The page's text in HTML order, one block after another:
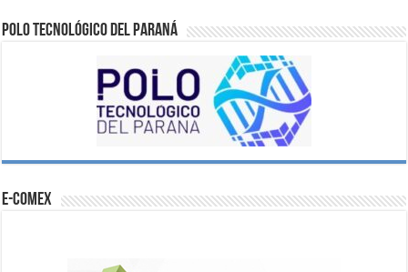
Polo Tecnológico del Paraná
e-comex